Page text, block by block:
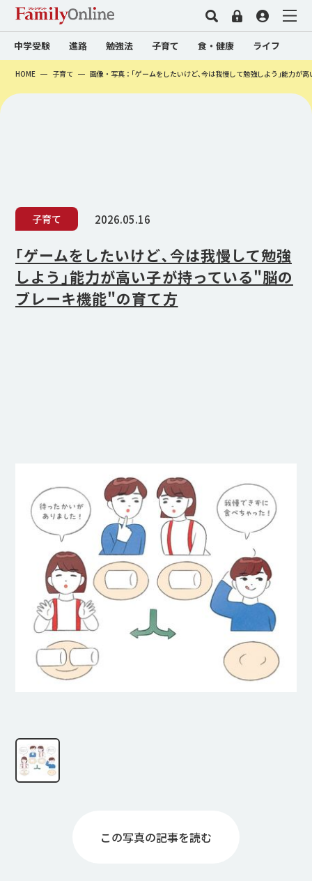
中学受験 進路 勉強法 子育て 食・健康 ライフ
HOME 子育て 画像・写真：｢ゲームをしたいけど､今は我慢して勉強しよう｣能力が
子育て 2026.05.16
｢ゲームをしたいけど､今は我慢して勉強
しよう｣能力が高い子が持っている"脳の
ブレーキ機能"の育て方
この写真の記事を読む